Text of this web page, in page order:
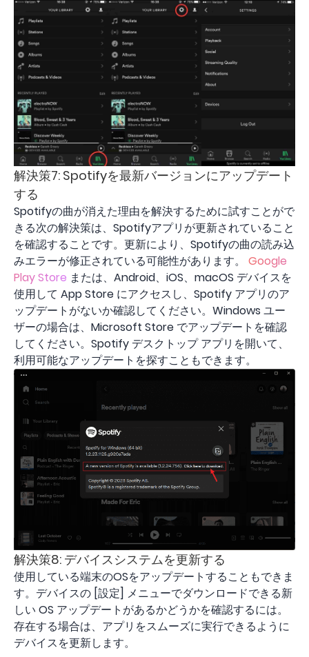
解決策7: Spotifyを最新バージョンにアップデート
する
Spotifyの曲が消えた理由を解決するために試すことがで
きる次の解決策は、Spotifyアプリが更新されていること
を確認することです。更新により、Spotifyの曲の読み込
みエラーが修正されている可能性があります。 Google
Play Store または、Android、iOS、macOS デバイスを
使用して App Store にアクセスし、Spotify アプリのア
ップデートがないか確認してください。Windows ユー
ザーの場合は、Microsoft Store でアップデートを確認
してください。Spotify デスクトップ アプリを開いて、
利用可能なアップデートを探すこともできます。
解決策8: デバイスシステムを更新する
使用している端末のOSをアップデートすることもできま
す。デバイスの [設定] メニューでダウンロードできる新
しい OS アップデートがあるかどうかを確認するには。
存在する場合は、アプリをスムーズに実行できるように
デバイスを更新します。